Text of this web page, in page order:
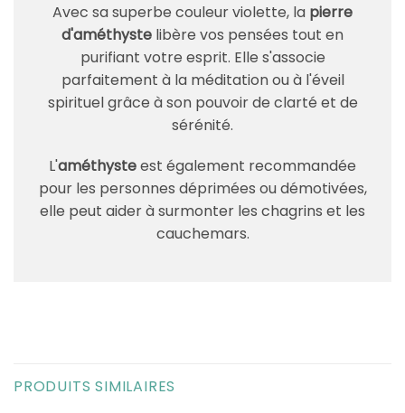
Avec sa superbe couleur violette, la pierre
d'améthyste libère vos pensées tout en
purifiant votre esprit. Elle s'associe
parfaitement à la méditation ou à l'éveil
spirituel grâce à son pouvoir de clarté et de
sérénité.
L'améthysteest également recommandée
pour les personnes déprimées ou démotivées,
elle peut aider à surmonter les chagrins et les
cauchemars.
PRODUITS SIMILAIRES